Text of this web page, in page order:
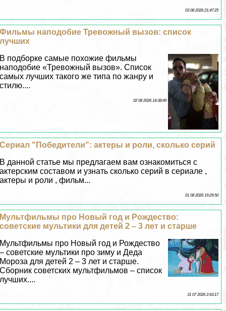
03 08 2026 21:47:25
Фильмы наподобие Тревожный вызов: список
лучших
В подборке самые похожие фильмы
наподобие «Тревожный вызов». Список
самых лучших такого же типа по жанру и
стилю....
02 08 2026 14:38:49
Сериал "Победители": актеры и роли, сколько серий
В данной статье мы предлагаем вам ознакомиться с
актерским составом и узнать сколько серий в сериале ,
актеры и роли , фильм...
01 08 2026 19:29:50
Мультфильмы про Новый год и Рождество:
советские мультики для детей 2 – 3 лет и старше
Мультфильмы про Новый год и Рождество
– советские мультики про зиму и Деда
Мороза для детей 2 – 3 лет и старше.
Сборник советских мультфильмов – список
лучших....
31 07 2026 2:43:17